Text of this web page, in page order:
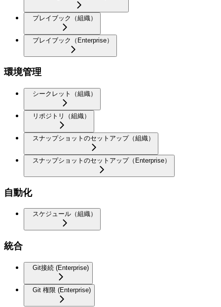
プレイブック（組織）
プレイブック（Enterprise）
環境管理
シークレット（組織）
リポジトリ（組織）
スナップショットのセットアップ（組織）
スナップショットのセットアップ（Enterprise）
自動化
スケジュール（組織）
統合
Git接続 (Enterprise)
Git 権限 (Enterprise)